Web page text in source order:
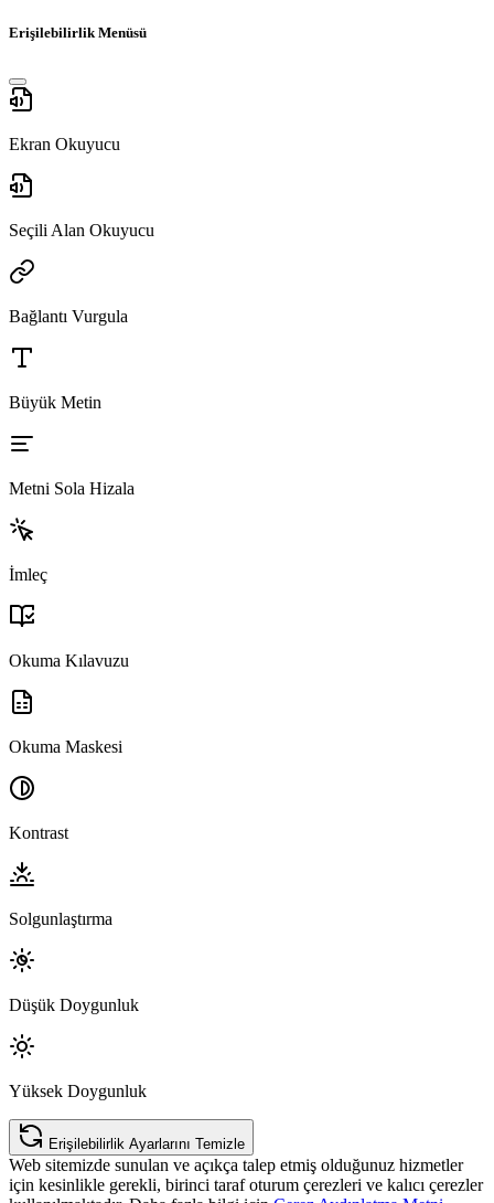
Erişilebilirlik Menüsü
Ekran Okuyucu
Seçili Alan Okuyucu
Bağlantı Vurgula
Büyük Metin
Metni Sola Hizala
İmleç
Okuma Kılavuzu
Okuma Maskesi
Kontrast
Solgunlaştırma
Düşük Doygunluk
Yüksek Doygunluk
Erişilebilirlik Ayarlarını Temizle
Web sitemizde sunulan ve açıkça talep etmiş olduğunuz hizmetler
için kesinlikle gerekli, birinci taraf oturum çerezleri ve kalıcı çerezler